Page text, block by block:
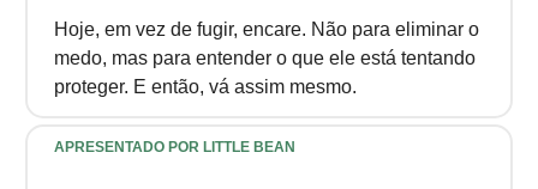
Hoje, em vez de fugir, encare. Não para eliminar o
medo, mas para entender o que ele está tentando
proteger. E então, vá assim mesmo.
APRESENTADO POR LITTLE BEAN